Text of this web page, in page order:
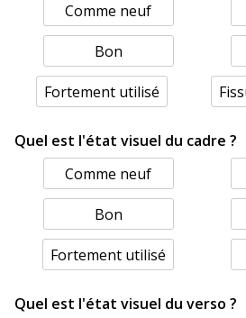
Comme neuf
Bon
Fortement utilisé
Quel est l'état visuel du cadre ?
Comme neuf
Bon
Fortement utilisé
Quel est l'état visuel du verso ?